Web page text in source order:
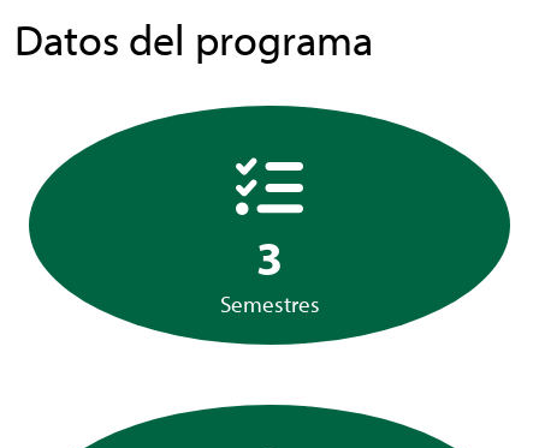
Datos del programa
3
Semestres